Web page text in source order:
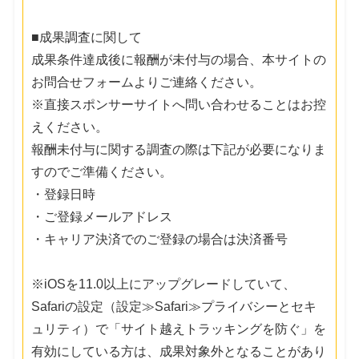
■成果調査に関して
成果条件達成後に報酬が未付与の場合、本サイトの
お問合せフォームよりご連絡ください。
※直接スポンサーサイトへ問い合わせることはお控
えください。
報酬未付与に関する調査の際は下記が必要になりま
すのでご準備ください。
・登録日時
・ご登録メールアドレス
・キャリア決済でのご登録の場合は決済番号
※iOSを11.0以上にアップグレードしていて、
Safariの設定（設定≫Safari≫プライバシーとセキ
ュリティ）で「サイト越えトラッキングを防ぐ」を
有効にしている方は、成果対象外となることがあり